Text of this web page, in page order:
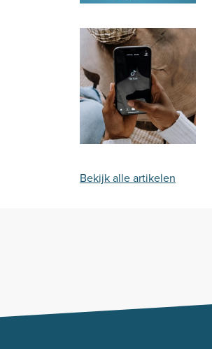
Bekijk alle artikelen